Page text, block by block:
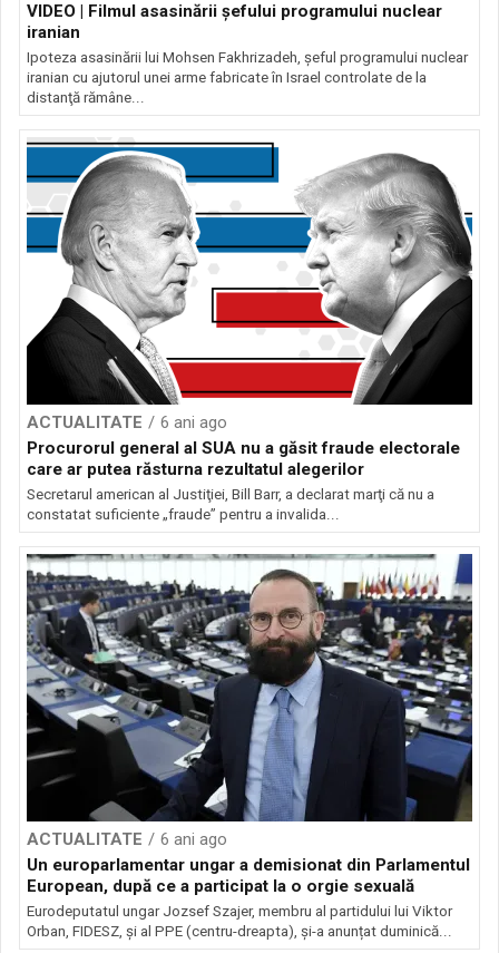
VIDEO | Filmul asasinării şefului programului nuclear
iranian
Ipoteza asasinării lui Mohsen Fakhrizadeh, şeful programului nuclear
iranian cu ajutorul unei arme fabricate în Israel controlate de la
distanţă rămâne...
ACTUALITATE
6 ani ago
Procurorul general al SUA nu a găsit fraude electorale
care ar putea răsturna rezultatul alegerilor
Secretarul american al Justiţiei, Bill Barr, a declarat marţi că nu a
constatat suficiente „fraude” pentru a invalida...
ACTUALITATE
6 ani ago
Un europarlamentar ungar a demisionat din Parlamentul
European, după ce a participat la o orgie sexuală
Eurodeputatul ungar Jozsef Szajer, membru al partidului lui Viktor
Orban, FIDESZ, și al PPE (centru-dreapta), și-a anunțat duminică...